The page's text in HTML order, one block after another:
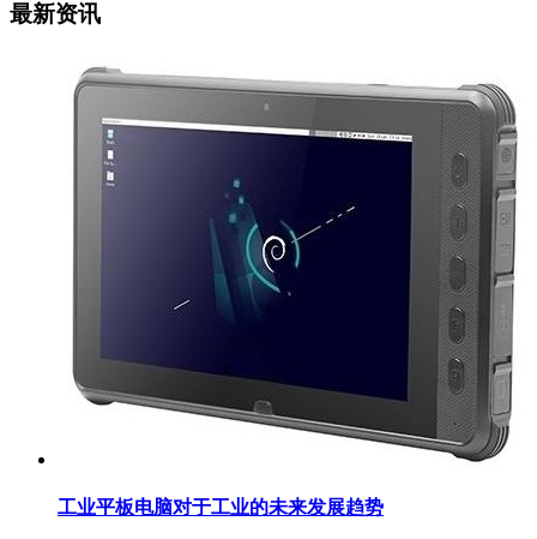
最新资讯
工业平板电脑对于工业的未来发展趋势